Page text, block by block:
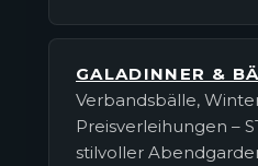
GALADINNER &
Verbandsbälle,
Preisverleihungen –
stilvoller